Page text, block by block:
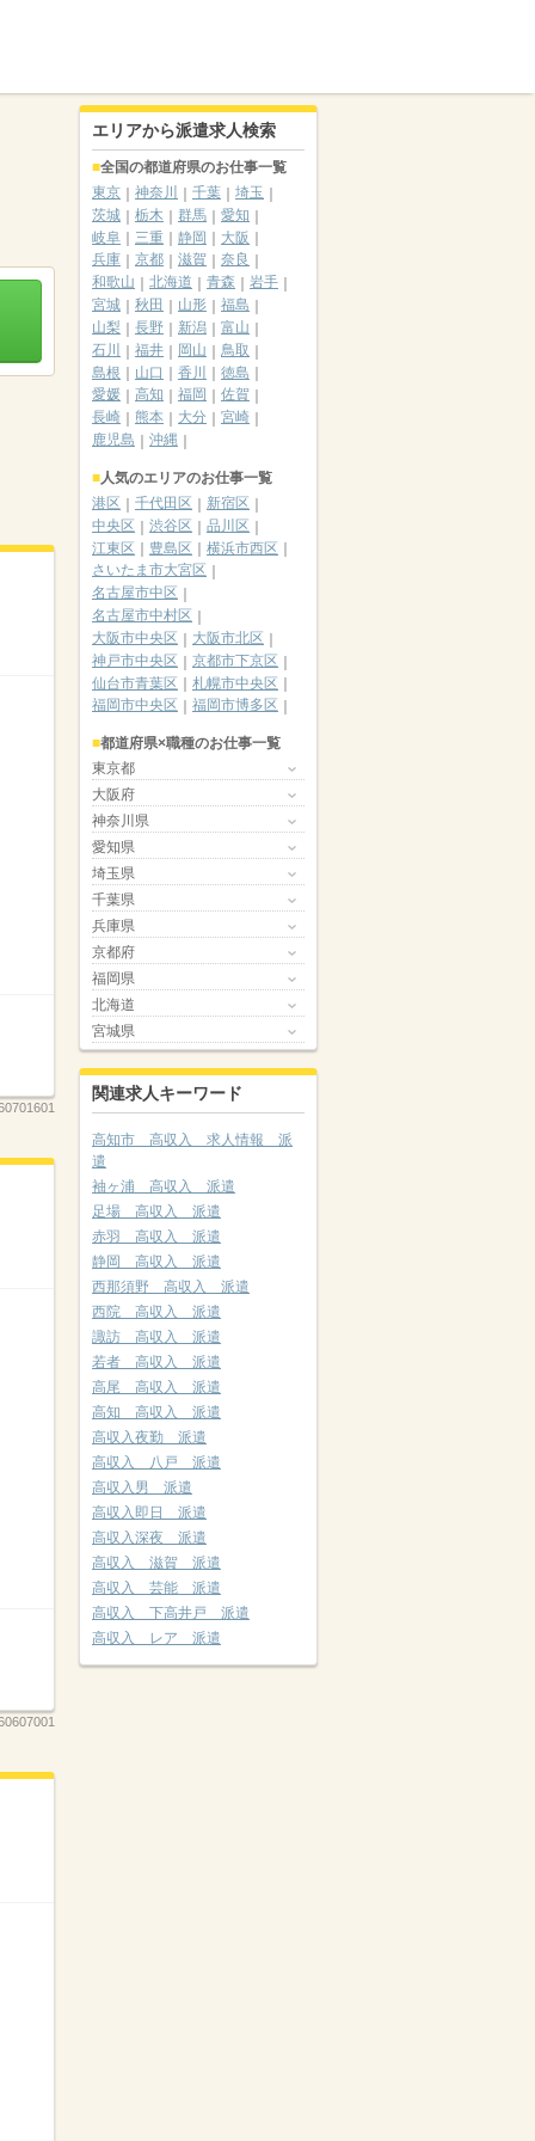
エリアから派遣求人検索
全国の都道府県のお仕事一覧
東京
神奈川 千葉
埼玉
茨城
栃木 群馬
愛知
岐阜
三重 静岡
大阪
兵庫
京都 滋賀
奈良
和歌山
北海道 青森
岩手
宮城
秋田 山形
福島
山梨
長野 新潟
富山
石川
福井 岡山
鳥取
島根
山口 香川
徳島
愛媛
高知 福岡
佐賀
長崎
熊本 大分
宮崎
鹿児島
沖縄
人気のエリアのお仕事一覧
港区
千代田区
新宿区
中央区
渋谷区
品川区
江東区
豊島区
横浜市西区
さいたま市大宮区
名古屋市中区
名古屋市中村区
大阪市中央区
大阪市北区
神戸市中央区
京都市下京区
仙台市青葉区
札幌市中央区
福岡市中央区
福岡市博多区
都道府県×職種のお仕事一覧
東京都
大阪府
神奈川県
愛知県
埼玉県
千葉県
兵庫県
京都府
福岡県
北海道
宮城県
関連求人キーワード
高知市 高収入 求人情報 派
遣
袖ヶ浦 高収入 派遣
足場 高収入 派遣
赤羽 高収入 派遣
静岡 高収入 派遣
西那須野 高収入 派遣
西院 高収入 派遣
諏訪 高収入 派遣
若者 高収入 派遣
高尾 高収入 派遣
高知 高収入 派遣
高収入夜勤 派遣
高収入 八戸 派遣
高収入男 派遣
高収入即日 派遣
高収入深夜 派遣
高収入 滋賀 派遣
高収入 芸能 派遣
高収入 下高井戸 派遣
高収入 レア 派遣